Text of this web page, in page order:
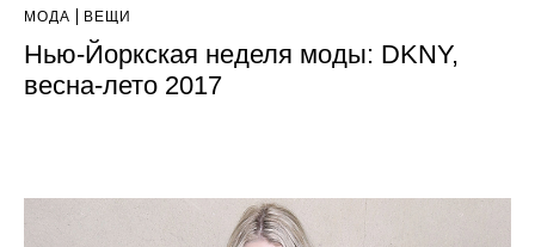
МОДА ВЕЩИ
Нью-Йоркская неделя моды: DKNY,
весна-лето 2017